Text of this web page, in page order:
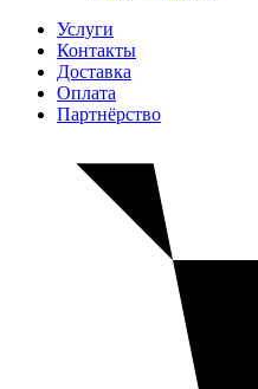
Услуги
Контакты
Доставка
Оплата
Партнёрство